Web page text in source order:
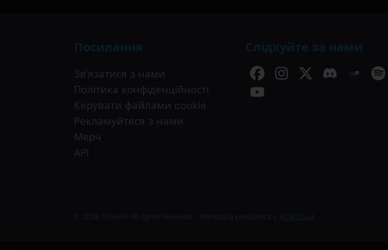
Посилання
Зв'язатися з нами
Політика конфіденційності
Керувати файлами cookie
Рекламуйтеся з нами
Мерч
API
Слідкуйте за нами
ACRCloud